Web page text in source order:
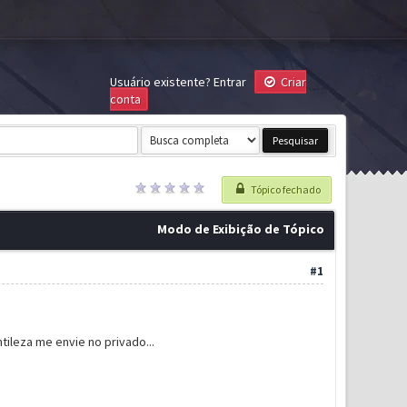
Usuário existente? Entrar
Criar
conta
Tópico fechado
Modo de Exibição de Tópico
#1
me envie no privado...